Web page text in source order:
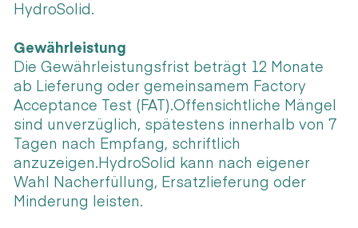
HydroSolid.
Gewährleistung
Die Gewährleistungsfrist beträgt 12 Monate
ab Lieferung oder gemeinsamem Factory
Acceptance Test (FAT).Offensichtliche Mängel
sind unverzüglich, spätestens innerhalb von 7
Tagen nach Empfang, schriftlich
anzuzeigen.HydroSolid kann nach eigener
Wahl Nacherfüllung, Ersatzlieferung oder
Minderung leisten.